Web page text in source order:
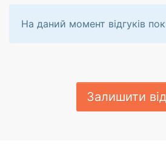
На даний момент відгуків
Залишити